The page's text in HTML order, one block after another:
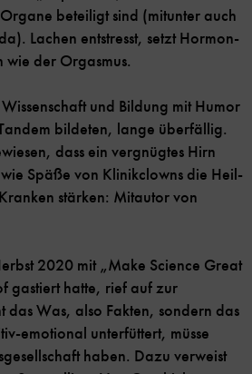
beteiligt sind (mitunter auch
Lachen entstresst, setzt Hormon-
der Orgasmus.
und Bildung mit Humor
bildeten, lange überfällig.
dass ein vergnügtes Hirn
Späße von Klinikclowns die Heil-
stärken: Mitautor von
2020 mit „Make Science Great
gastiert hatte, rief auf zur
das Was, also Fakten, sondern das
emotional unterfüttert, müsse
haben. Dazu verweist